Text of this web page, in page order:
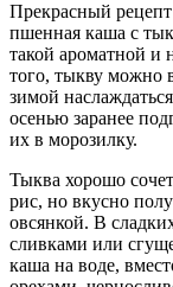
Прекрасный
пшенная каша с
такой ароматной и
того, тыкву можно
зимой
осенью заранее
их в морозилку.
Тыква хорошо
рис, но вкусно
овсянкой. В
сливками или
каша на воде,